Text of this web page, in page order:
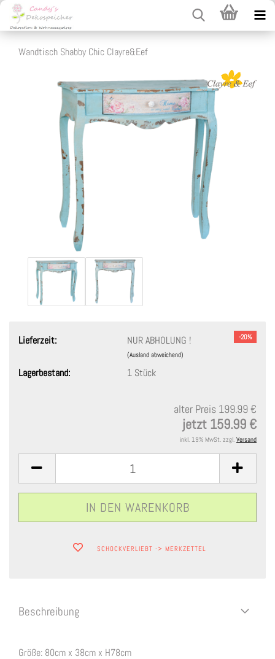
Wandtisch Shabby Chic Clayre&Eef
-20%
Lieferzeit: NUR ABHOLUNG !
(Ausland abweichend)
Lagerbestand: 1 Stück
alter Preis 199.99 €
jetzt 159.99 €
inkl. 19% MwSt. zzgl. Versand
SCHOCKVERLIEBT -> MERKZETTEL
Beschreibung
Größe: 80cm x 38cm x H78cm